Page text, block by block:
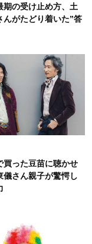
適＆上品に！体型
13選〉
代にカジュアルす
4選
期の受け止め方、土
んがたどり着いた”答
買った豆苗に聴かせ
さん親子が驚愕し